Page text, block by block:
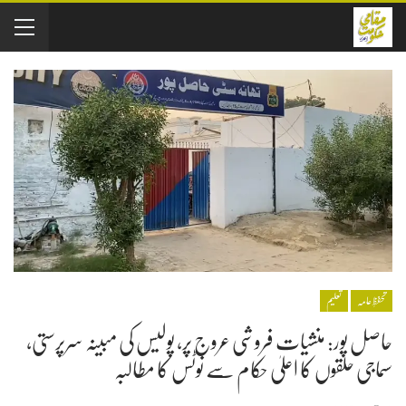
تحفظِ عامہ تعلیم
حاصل پور: منشیات فروشی عروج پر، پولیس کی مبینہ سرپرستی،
سماجی حلقوں کا اعلیٰ حکام سے نوٹس کا مطالبہ